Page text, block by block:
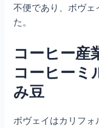
不便であり、ボヴェ
た。
コーヒー産
コーヒーミ
み豆
ボヴェイはカリフォ